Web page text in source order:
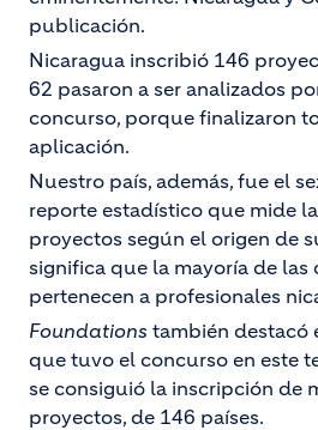
publicación.
Nicaragua inscribió 146
62 pasaron a ser analizados
concurso, porque finalizaron
aplicación.
Nuestro país, además, fue el
reporte estadístico que mide
proyectos según el origen de
significa que la mayoría de las
pertenecen a profesionales
Foundations también destacó
que tuvo el concurso en este
se consiguió la inscripción de
proyectos, de 146 países.